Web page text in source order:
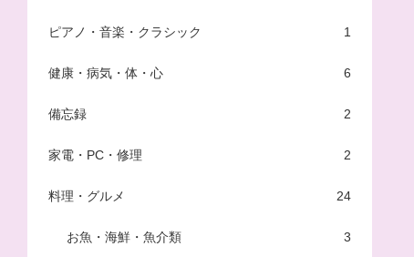
ピアノ・音楽・クラシック 1
健康・病気・体・心 6
備忘録 2
家電・PC・修理 2
料理・グルメ 24
お魚・海鮮・魚介類 3